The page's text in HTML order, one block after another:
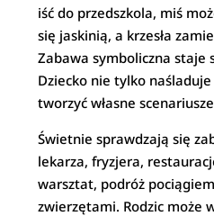
iść do przedszkola, miś
się jaskinią, a krzesła
Zabawa symboliczna staje
Dziecko nie tylko naśladuje
tworzyć własne
Świetnie sprawdzają się
lekarza, fryzjera,
warsztat, podróż
zwierzętami. Rodzic może